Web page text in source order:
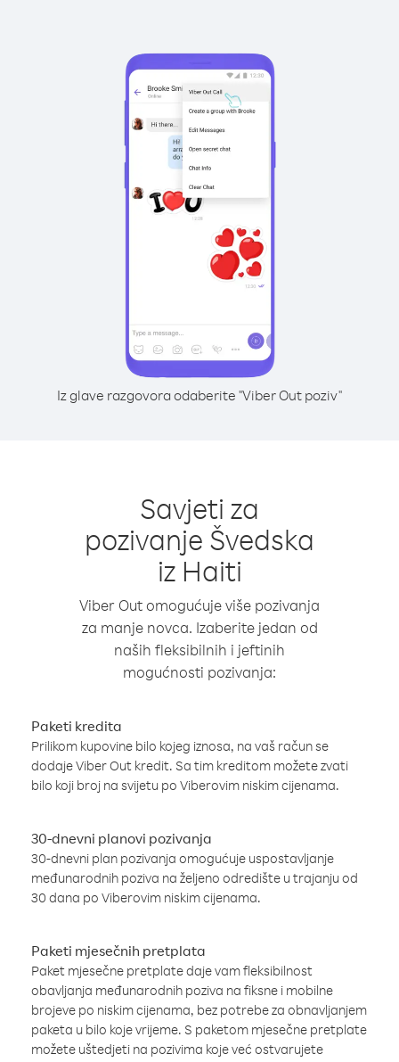
Iz glave razgovora odaberite "Viber Out poziv"
Savjeti za
pozivanje Švedska
iz Haiti
Viber Out omogućuje više pozivanja
za manje novca. Izaberite jedan od
naših fleksibilnih i jeftinih
mogućnosti pozivanja:
Paketi kredita
Prilikom kupovine bilo kojeg iznosa, na vaš račun se
dodaje Viber Out kredit. Sa tim kreditom možete zvati
bilo koji broj na svijetu po Viberovim niskim cijenama.
30-dnevni planovi pozivanja
30-dnevni plan pozivanja omogućuje uspostavljanje
međunarodnih poziva na željeno odredište u trajanju od
30 dana po Viberovim niskim cijenama.
Paketi mjesečnih pretplata
Paket mjesečne pretplate daje vam fleksibilnost
obavljanja međunarodnih poziva na fiksne i mobilne
brojeve po niskim cijenama, bez potrebe za obnavljanjem
paketa u bilo koje vrijeme. S paketom mjesečne pretplate
možete uštedjeti na pozivima koje već ostvarujete